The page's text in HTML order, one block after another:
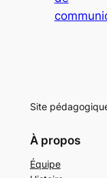
Site
À propos
Équipe